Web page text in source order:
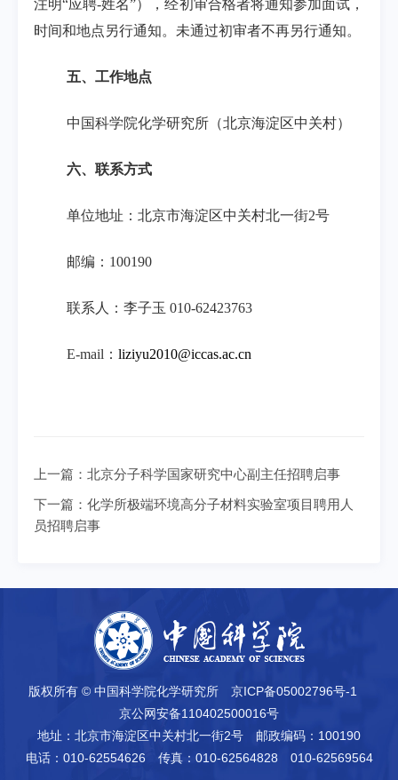
注明“应聘-姓名”），经初审合格者将通知参加面试，
时间和地点另行通知。未通过初审者不再另行通知。
五、工作地点
中国科学院化学研究所（北京海淀区中关村）
六、联系方式
单位地址：北京市海淀区中关村北一街2号
邮编： 100190
联系人：李子玉 010-62423763
E-mail ： liziyu2010@iccas.ac.cn
上一篇： 北京分子科学国家研究中心副主任招聘启事
下一篇： 化学所极端环境高分子材料实验室项目聘用人
员招聘启事
版权所有 © 中国科学院化学研究所
京ICP备05002796号-1
京公网安备110402500016号
地址：北京市海淀区中关村北一街2号
邮政编码：100190
电话：010-62554626
传真：010-62564828 010-62569564